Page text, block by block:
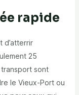
rapide
d’atterrir
25
sont
le Vieux-Port ou